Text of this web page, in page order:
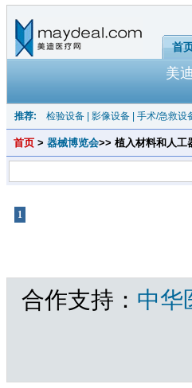
首
美
推荐: 检验设备 影像设备 手术/急救设
首页 > 器械博览会>> 植入材料和人工
1
合作支持： 中华